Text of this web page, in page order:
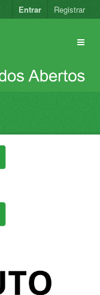
Entrar Registrar